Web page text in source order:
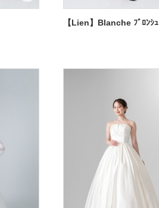
【Lien】Blanche ﾌﾞﾛﾝｼｭ